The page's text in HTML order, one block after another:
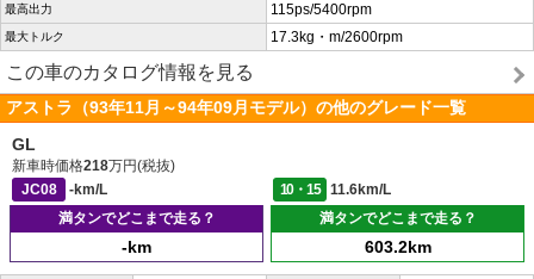
最高出力 115ps/5400rpm
最大トルク 17.3kg・m/2600rpm
この車のカタログ情報を見る
アストラ（93年11月～94年09月モデル）の他のグレード一覧
GL
新車時価格218万円(税抜)
JC08
-km/L 10・15
11.6km/L
満タンでどこまで走る？
-km
満タンでどこまで走る？
603.2km